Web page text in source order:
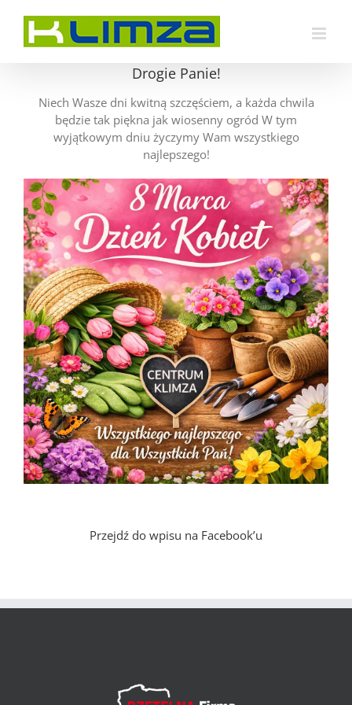
zawartości
Drogie Panie!
Niech Wasze dni kwitną szczęściem, a każda chwila
będzie tak piękna jak wiosenny ogród W tym
wyjątkowym dniu życzymy Wam wszystkiego
najlepszego!
Przejdź do wpisu na Facebook’u